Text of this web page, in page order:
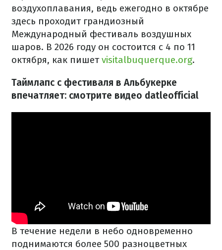
воздухоплавания, ведь ежегодно в октябре
здесь проходит грандиозный
Международный фестиваль воздушных
шаров. В 2026 году он состоится с 4 по 11
октября, как пишетvisitalbuquerque.org.
Таймлапс с фестиваля в Альбукерке
впечатляет: смотрите видео datleofficial
В течение недели в небо одновременно
поднимаются более 500 разноцветных